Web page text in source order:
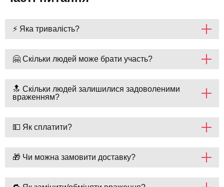
⚡ Яка тривалість?
🤗 Скільки людей може брати участь?
🔝 Скільки людей залишилися задоволеними
враженням?
💵 Як сплатити?
🎁 Чи можна замовити доставку?